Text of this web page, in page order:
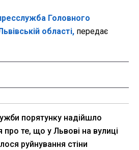
Головного
області, передає
порятунку надійшло
про те, що у Львові на вулиці
руйнування стіни